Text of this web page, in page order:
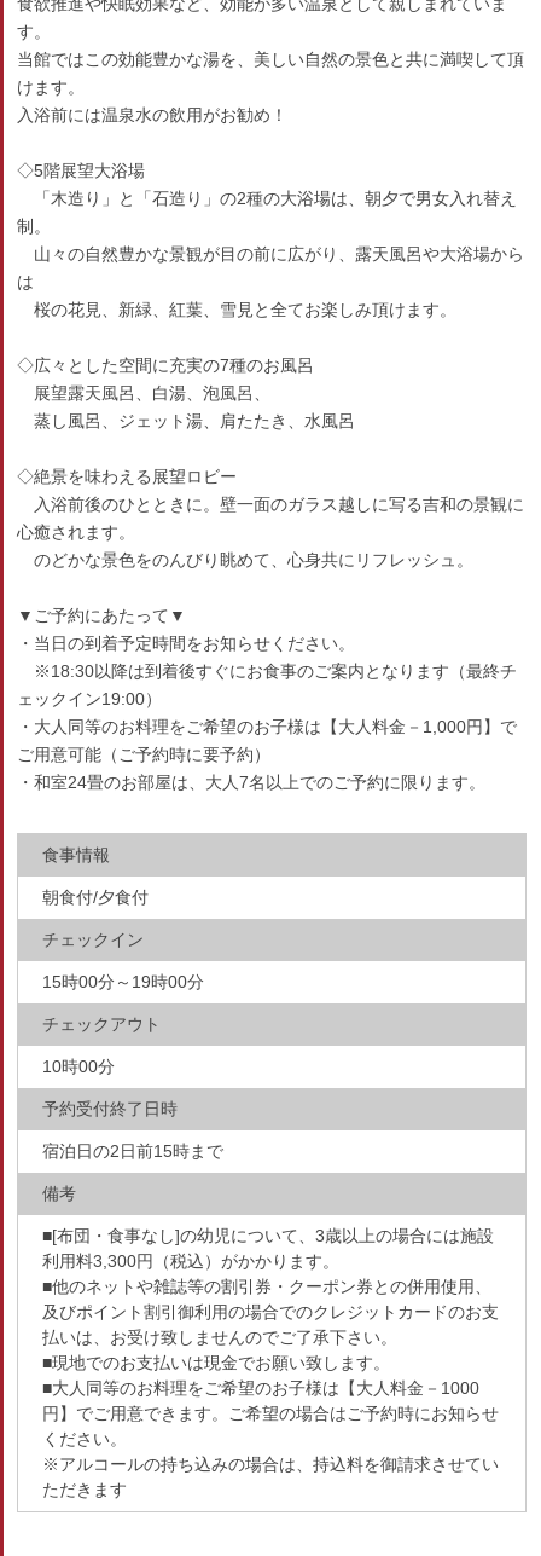
す。
当館ではこの効能豊かな湯を、美しい自然の景色と共に満喫して頂
けます。
入浴前には温泉水の飲用がお勧め！
◇5階展望大浴場
「木造り」と「石造り」の2種の大浴場は、朝夕で男女入れ替え
制。
山々の自然豊かな景観が目の前に広がり、露天風呂や大浴場から
は
桜の花見、新緑、紅葉、雪見と全てお楽しみ頂けます。
◇広々とした空間に充実の7種のお風呂
展望露天風呂、白湯、泡風呂、
蒸し風呂、ジェット湯、肩たたき、水風呂
◇絶景を味わえる展望ロビー
入浴前後のひとときに。壁一面のガラス越しに写る吉和の景観に
心癒されます。
のどかな景色をのんびり眺めて、心身共にリフレッシュ。
▼ご予約にあたって▼
・当日の到着予定時間をお知らせください。
※18:30以降は到着後すぐにお食事のご案内となります（最終チ
ェックイン19:00）
・大人同等のお料理をご希望のお子様は【大人料金－1,000円】で
ご用意可能（ご予約時に要予約）
・和室24畳のお部屋は、大人7名以上でのご予約に限ります。
食事情報
朝食付/夕食付
チェックイン
15時00分～19時00分
チェックアウト
10時00分
予約受付終了日時
宿泊日の2日前15時まで
備考
■[布団・食事なし]の幼児について、3歳以上の場合には施設
利用料3,300円（税込）がかかります。
■他のネットや雑誌等の割引券・クーポン券との併用使用、
及びポイント割引御利用の場合でのクレジットカードのお支
払いは、お受け致しませんのでご了承下さい。
■現地でのお支払いは現金でお願い致します。
■大人同等のお料理をご希望のお子様は【大人料金－1000
円】でご用意できます。ご希望の場合はご予約時にお知らせ
ください。
※アルコールの持ち込みの場合は、持込料を御請求させてい
ただきます